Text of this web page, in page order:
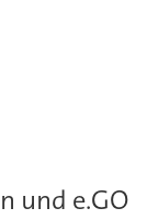
und e.GO